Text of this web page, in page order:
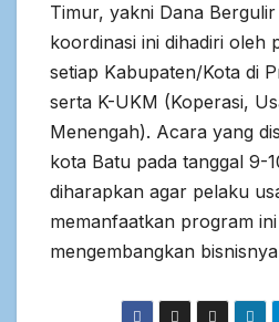
Timur, yakni Dana
koordinasi ini dihadiri oleh
setiap Kabupaten/Kota di
serta K-UKM (Koperasi,
Menengah). Acara yang
kota Batu pada tanggal 9-
diharapkan agar pelaku
memanfaatkan program
mengembangkan